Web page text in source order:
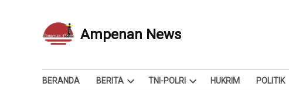
Ampenan News
Berita dan Info
BERANDA BERITA TNI-POLRI HUKRIM POLITIK